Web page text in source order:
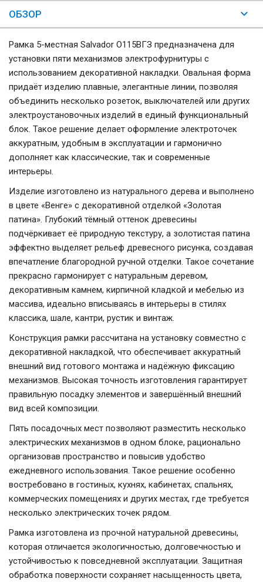
ОБЗОР
Рамка 5-местная Salvador О115ВГЗ предназначена для
установки пяти механизмов электрофурнитуры с
использованием декоративной накладки. Овальная форма
придаёт изделию плавные, элегантные линии, позволяя
объединить несколько розеток, выключателей или других
электроустановочных изделий в единый функциональный
блок. Такое решение делает оформление электроточек
аккуратным, удобным в эксплуатации и гармонично
дополняет как классические, так и современные
интерьеры.
Изделие изготовлено из натурального дерева и выполнено
в цвете «Венге» с декоративной отделкой «Золотая
патина». Глубокий тёмный оттенок древесины
подчёркивает её природную текстуру, а золотистая патина
эффектно выделяет рельеф древесного рисунка, создавая
впечатление благородной ручной отделки. Такое сочетание
прекрасно гармонирует с натуральным деревом,
декоративным камнем, кирпичной кладкой и мебелью из
массива, идеально вписываясь в интерьеры в стилях
классика, шале, кантри, рустик и винтаж.
Конструкция рамки рассчитана на установку совместно с
декоративной накладкой, что обеспечивает аккуратный
внешний вид готового монтажа и надёжную фиксацию
механизмов. Высокая точность изготовления гарантирует
правильную посадку элементов и завершённый внешний
вид всей композиции.
Пять посадочных мест позволяют разместить несколько
электрических механизмов в одном блоке, рационально
организовав пространство и повысив удобство
ежедневного использования. Такое решение особенно
востребовано в гостиных, кухнях, кабинетах, спальнях,
коммерческих помещениях и других местах, где требуется
несколько электрических точек рядом.
Рамка изготовлена из прочной натуральной древесины,
которая отличается экологичностью, долговечностью и
устойчивостью к повседневной эксплуатации. Защитная
обработка поверхности сохраняет насыщенность цвета,